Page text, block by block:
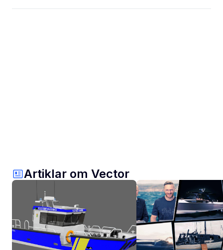
Artiklar om Vector